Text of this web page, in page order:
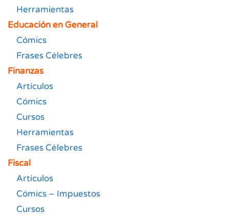
Herramientas
Educación en General
Cómics
Frases Célebres
Finanzas
Artículos
Cómics
Cursos
Herramientas
Frases Célebres
Fiscal
Artículos
Cómics – Impuestos
Cursos